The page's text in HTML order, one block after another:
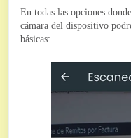
En todas las opciones
cámara del dispositivo
básicas: